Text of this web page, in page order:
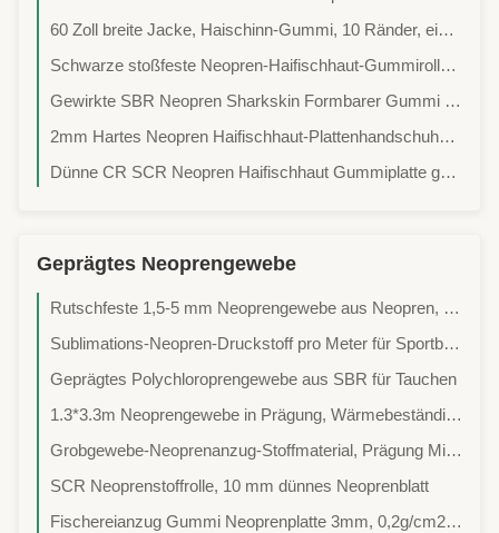
60 Zoll breite Jacke, Haischinn-Gummi, 10 Ränder, eine verstärkte Gummifolie.
Schwarze stoßfeste Neopren-Haifischhaut-Gummirolle 1,5 mm - 40 mm Dicke
Gewirkte SBR Neopren Sharkskin Formbarer Gummi für Bekleidung Handschuhe
2mm Hartes Neopren Haifischhaut-Plattenhandschuhe, REACH-konform
Dünne CR SCR Neopren Haifischhaut Gummiplatte geprägt für Neoprenanzug
Geprägtes Neoprengewebe
Rutschfeste 1,5-5 mm Neoprengewebe aus Neopren, Naylonbeschichtet, elastisch, kundenspezifisches Muster, stilvolle Yoga-Bettkissen, Gürtel
Sublimations-Neopren-Druckstoff pro Meter für Sportbekleidung
Geprägtes Polychloroprengewebe aus SBR für Tauchen
1.3*3.3m Neoprengewebe in Prägung, Wärmebeständig, recycelt, umweltfreundlich, elastisch, wasserdicht, stoßfest
Grobgewebe-Neoprenanzug-Stoffmaterial, Prägung Mikro-Rillen Kleidung Neoprenstoff
SCR Neoprenstoffrolle, 10 mm dünnes Neoprenblatt
Fischereianzug Gummi Neoprenplatte 3mm, 0,2g/cm2 Glattleder Neoprenstoff